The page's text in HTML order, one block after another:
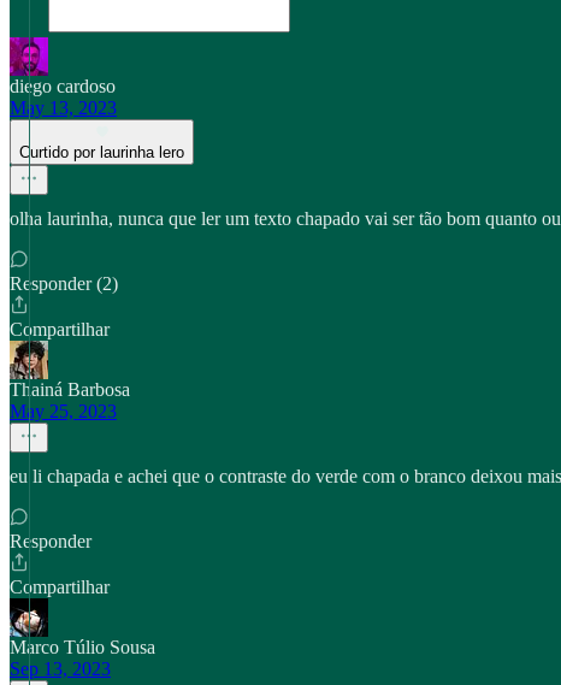
diego cardoso
May 13, 2023
Curtido por laurinha lero
olha laurinha, nunca que ler um texto chapado vai ser tão bom quanto
Responder (2)
Compartilhar
Thainá Barbosa
May 25, 2023
eu li chapada e achei que o contraste do verde com o branco deixou
Responder
Compartilhar
Marco Túlio Sousa
Sep 13, 2023